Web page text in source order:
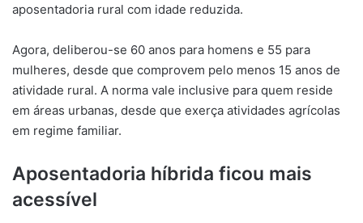
aposentadoria rural com idade reduzida.
Agora, deliberou-se 60 anos para homens e 55 para
mulheres, desde que comprovem pelo menos 15 anos de
atividade rural. A norma vale inclusive para quem reside
em áreas urbanas, desde que exerça atividades agrícolas
em regime familiar.
Aposentadoria híbrida ficou mais
acessível